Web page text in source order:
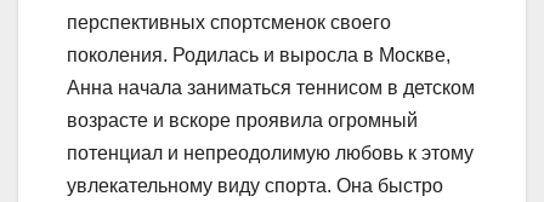
перспективных спортсменок своего
поколения. Родилась и выросла в Москве,
Анна начала заниматься теннисом в детском
возрасте и вскоре проявила огромный
потенциал и непреодолимую любовь к этому
увлекательному виду спорта. Она быстро